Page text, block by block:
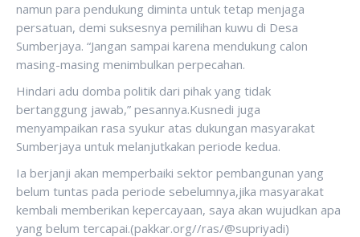
namun para pendukung diminta untuk tetap menjaga
persatuan, demi suksesnya pemilihan kuwu di Desa
Sumberjaya. “Jangan sampai karena mendukung calon
masing-masing menimbulkan perpecahan.
Hindari adu domba politik dari pihak yang tidak
bertanggung jawab,” pesannya.Kusnedi juga
menyampaikan rasa syukur atas dukungan masyarakat
Sumberjaya untuk melanjutkakan periode kedua.
Ia berjanji akan memperbaiki sektor pembangunan yang
belum tuntas pada periode sebelumnya,jika masyarakat
kembali memberikan kepercayaan, saya akan wujudkan apa
yang belum tercapai.(pakkar.org//ras/@supriyadi)